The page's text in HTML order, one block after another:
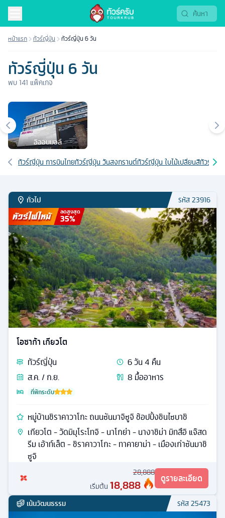
หน้าแรก ทัวร์ญี่ปุ่น ทัวร์ญี่ปุ่น 6 วัน
ทัวร์ญี่ปุ่น 6 วัน
พบ141 แพ็คเกจ
เมืองยอดนิยม
อิออนมอล์
เส้นทางที่เกี่ยวข้อง
ทัวร์ญี่ปุ่น การบินไทยทัวร์ญี่ปุ่น วันสงกรานต์ทัวร์ญี่ปุ่น ใบไม้เปลี่ยนสีทัวร์ญี่ปุ่
ทั่วไป รหัส23916
ลดสูงสุด
35%
โอซาก้า เกียวโต
ทัวร์ญี่ปุ่น 6วัน4 คืน
ส.ค. / ก.ย.
8 มื้ออาหาร
ที่พักระดับ
หมู่บ้านชิราคาวาโกะ ถนนซันมาจิซูจิ ช้อปปิ้งชินไซบาชิ
เกียวโต - วัดมิมุโระโทจิ - นาโกย่า - นางาชิม่า มิทสึอิ แจ๊สด
รีม เอ้าท์เล็ต - ชิราคาวาโกะ - ทาคายาม่า - เมืองเก่าซันมาชิ
ซูจิ
28,888
เริ่มต้น 18,888 ดูรายละเอียด
เน้นวัฒนธรรม รหัส25473